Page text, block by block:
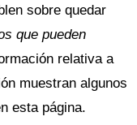
sobre quedar
que pueden
relativa a
muestran algunos
esta página.